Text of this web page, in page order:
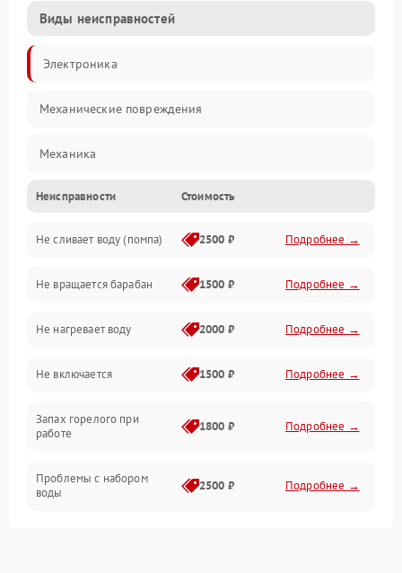
Виды неисправностей
Электроника
Механические повреждения
Механика
Электропитание
Водоснабжение
Слив
Программное обеспечение
Неисправности Стоимость
Не сливает воду (помпа) 2500 ₽ Подробнее →
Не вращается барабан 1500 ₽ Подробнее →
Не нагревает воду 2000 ₽ Подробнее →
Не включается 1500 ₽ Подробнее →
Запах горелого при
работе
1800 ₽ Подробнее →
Проблемы с набором
воды
2500 ₽ Подробнее →